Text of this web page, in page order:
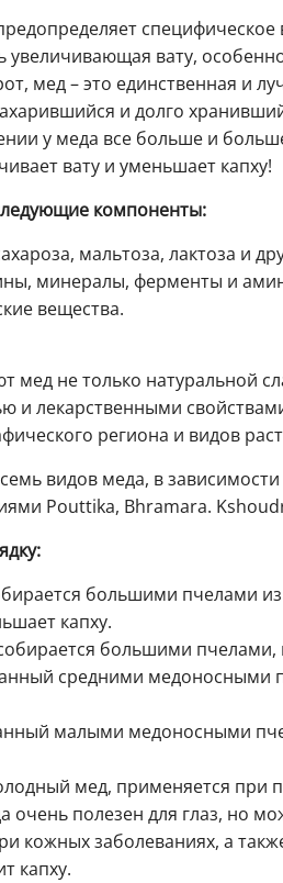
увеличивающая вату,
мед – это единственная и
и долго
у меда все больше и
вату и уменьшает капху!
компоненты:
мальтоза, лактоза и
минералы, ферменты и
вещества.
мед не только натуральной
и лекарственными
региона и видов
видов меда, в
Pouttika, Bhramara.
большими пчелами
капху.
большими
средними медоносными
малыми медоносными
мед, применяется при
очень полезен для глаз, но
кожных заболеваниях, а
капху.